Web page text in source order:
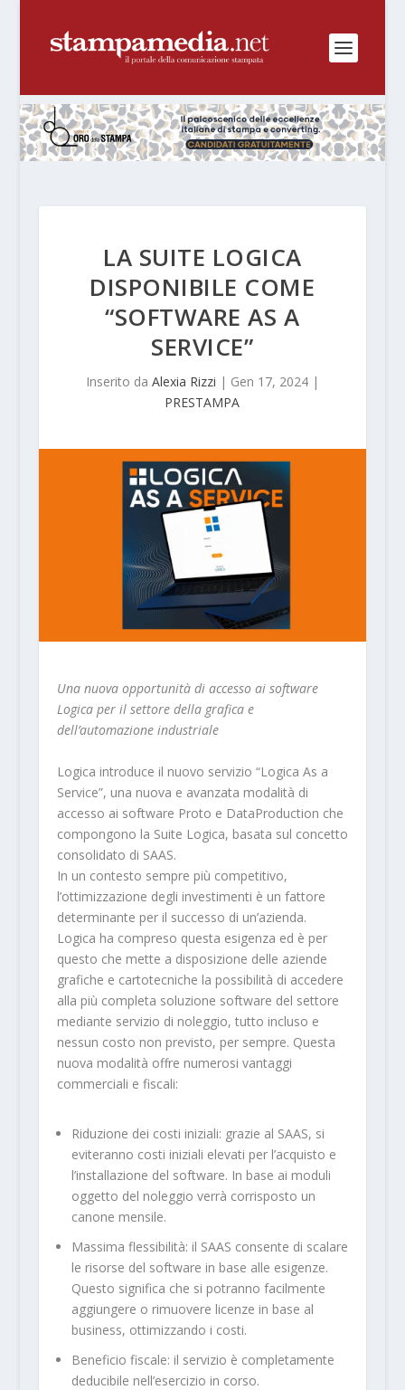
LA SUITE LOGICA
DISPONIBILE COME
“SOFTWARE AS A
SERVICE”
Inserito da Alexia Rizzi | Gen 17, 2024|
PRESTAMPA
Una nuova opportunità di accesso ai software
Logica per il settore della grafica e
dell’automazione industriale
Logica introduce il nuovo servizio “Logica As a
Service”, una nuova e avanzata modalità di
accesso ai software Proto e DataProduction che
compongono la Suite Logica, basata sul concetto
consolidato di SAAS.
In un contesto sempre più competitivo,
l’ottimizzazione degli investimenti è un fattore
determinante per il successo di un’azienda.
Logica ha compreso questa esigenza ed è per
questo che mette a disposizione delle aziende
grafiche e cartotecniche la possibilità di accedere
alla più completa soluzione software del settore
mediante servizio di noleggio, tutto incluso e
nessun costo non previsto, per sempre. Questa
nuova modalità offre numerosi vantaggi
commerciali e fiscali:
Riduzione dei costi iniziali: grazie al SAAS, si
eviteranno costi iniziali elevati per l’acquisto e
l’installazione del software. In base ai moduli
oggetto del noleggio verrà corrisposto un
canone mensile.
Massima flessibilità: il SAAS consente di scalare
le risorse del software in base alle esigenze.
Questo significa che si potranno facilmente
aggiungere o rimuovere licenze in base al
business, ottimizzando i costi.
Beneficio fiscale: il servizio è completamente
deducibile nell’esercizio in corso.